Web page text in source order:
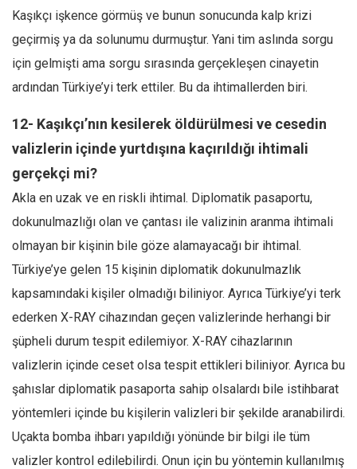
Kaşıkçı işkence görmüş ve bunun sonucunda kalp krizi
geçirmiş ya da solunumu durmuştur. Yani tim aslında sorgu
için gelmişti ama sorgu sırasında gerçekleşen cinayetin
ardından Türkiye’yi terk ettiler. Bu da ihtimallerden biri.
12- Kaşıkçı’nın kesilerek öldürülmesi ve cesedin
valizlerin içinde yurtdışına kaçırıldığı ihtimali
gerçekçi mi?
Akla en uzak ve en riskli ihtimal. Diplomatik pasaportu,
dokunulmazlığı olan ve çantası ile valizinin aranma ihtimali
olmayan bir kişinin bile göze alamayacağı bir ihtimal.
Türkiye’ye gelen 15 kişinin diplomatik dokunulmazlık
kapsamındaki kişiler olmadığı biliniyor. Ayrıca Türkiye’yi terk
ederken X-RAY cihazından geçen valizlerinde herhangi bir
şüpheli durum tespit edilemiyor. X-RAY cihazlarının
valizlerin içinde ceset olsa tespit ettikleri biliniyor. Ayrıca bu
şahıslar diplomatik pasaporta sahip olsalardı bile istihbarat
yöntemleri içinde bu kişilerin valizleri bir şekilde aranabilirdi.
Uçakta bomba ihbarı yapıldığı yönünde bir bilgi ile tüm
valizler kontrol edilebilirdi. Onun için bu yöntemin kullanılmış